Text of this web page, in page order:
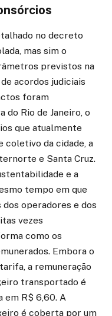
no decreto
mas sim o
previstos na
acordos judiciais
foram
Rio de Janeiro, o
que atualmente
da cidade, a
e Santa Cruz.
e a
tempo em que
operadores e dos
vezes
como os
Embora o
a remuneração
transportado é
em R$ 6,60. A
é coberta por um